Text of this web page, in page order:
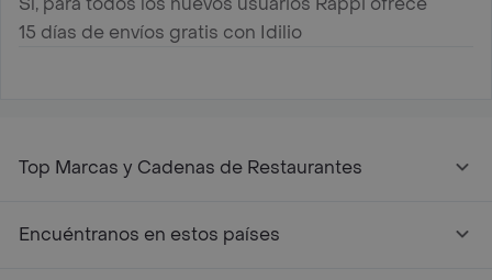
15 días de envíos gratis con Idilio
Top Marcas y Cadenas de Restaurantes
Encuéntranos en estos países